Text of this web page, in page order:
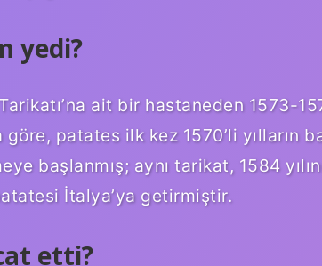
yedi?
ait bir hastaneden 1573-
göre, patates ilk kez 1570’li yılların
başlanmış; aynı tarikat, 1584
İtalya’ya getirmiştir.
etti?